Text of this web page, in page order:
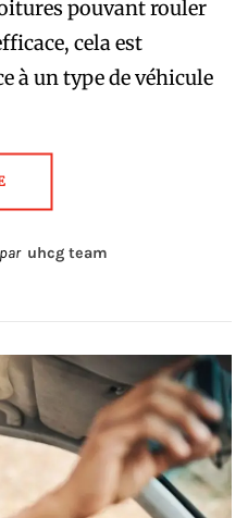
pouvant rouler
cela est
à un type de véhicule
uhcg team